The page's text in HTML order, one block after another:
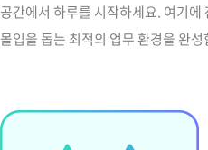
공간에서 하루를 시작하세요. 여기에
몰입을 돕는 최적의 업무 환경을 완성